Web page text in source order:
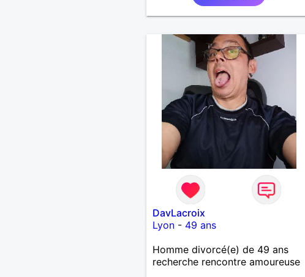
DavLacroix
Lyon- 49 ans
Homme divorcé(e) de 49 ans
recherche rencontre amoureuse